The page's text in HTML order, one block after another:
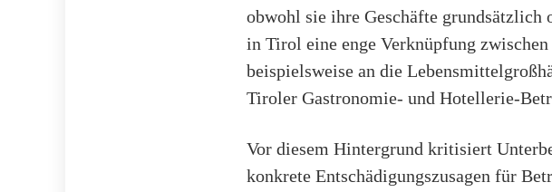
obwohl sie ihre Geschäfte grundsätzlich
in Tirol eine enge Verknüpfung
beispielsweise an die
Tiroler Gastronomie- und Hotellerie-
Vor diesem Hintergrund kritisiert
konkrete Entschädigungszusagen für